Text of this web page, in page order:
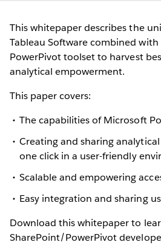
This whitepaper describes the
Tableau Software combined
PowerPivot toolset to harvest
analytical empowerment.
This paper covers:
The capabilities of Microsoft
Creating and sharing
one click in a user-friendly
Scalable and empowering
Easy integration and sharing
Download this whitepaper to
SharePoint/PowerPivot